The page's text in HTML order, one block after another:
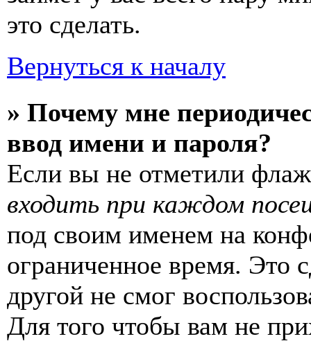
это сделать.
Вернуться к началу
» Почему мне
ввод имени и пароля?
Если вы не отметили
входить при каждом
под своим именем на
ограниченное время. Это
другой не смог
Для того чтобы вам не